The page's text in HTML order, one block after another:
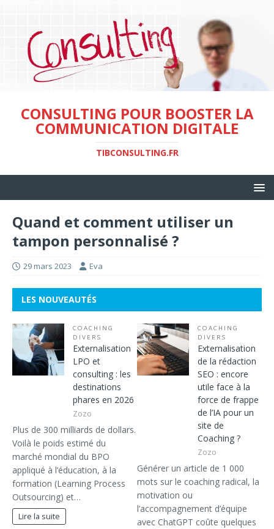
CONSULTING POUR BOOSTER LA
COMMUNICATION DIGITALE
TIBCONSULTING.FR
Quand et comment utiliser un
tampon personnalisé ?
29 mars 2023 Eva
LES NOUVEAUTÉS
COACHING
DIVERS
Externalisation
LPO et
consulting : les
destinations
phares en 2026
Zozo
Plus de 300 milliards de dollars.
Voilà le poids estimé du
marché mondial du BPO
appliqué à l’éducation, à la
formation (Learning Process
Outsourcing) et…
Lire la suite
COACHING
DIVERS
Externalisation
de la rédaction
SEO : encore
utile face à la
force de frappe
de l’IA pour un
site de
Coaching ?
Zozo
Générer un article de 1 000
mots sur le coaching radical, la
motivation ou
l’accompagnement d’équipe
avec ChatGPT coûte quelques